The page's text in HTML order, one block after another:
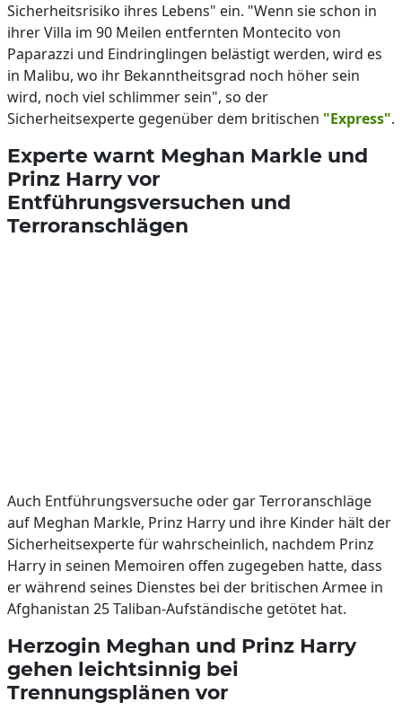
Sicherheitsrisiko ihres Lebens" ein. "Wenn sie schon in
ihrer Villa im 90 Meilen entfernten Montecito von
Paparazzi und Eindringlingen belästigt werden, wird es
in Malibu, wo ihr Bekanntheitsgrad noch höher sein
wird, noch viel schlimmer sein", so der
Sicherheitsexperte gegenüber dem britischen "Express".
Experte warnt Meghan Markle und
Prinz Harry vor
Entführungsversuchen und
Terroranschlägen
Auch Entführungsversuche oder gar Terroranschläge
auf Meghan Markle, Prinz Harry und ihre Kinder hält der
Sicherheitsexperte für wahrscheinlich, nachdem Prinz
Harry in seinen Memoiren offen zugegeben hatte, dass
er während seines Dienstes bei der britischen Armee in
Afghanistan 25 Taliban-Aufständische getötet hat.
Herzogin Meghan und Prinz Harry
gehen leichtsinnig bei
Trennungsplänen vor